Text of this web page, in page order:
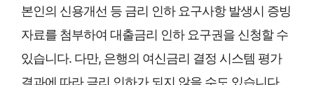
본인의 신용개선 등 금리 인하 요구사항 발생시 증빙
자료를 첨부하여 대출금리 인하 요구권을 신청할 수
있습니다. 다만, 은행의 여신금리 결정 시스템 평가
결과에 따라 금리 인하가 되지 않을 수도 있습니다.